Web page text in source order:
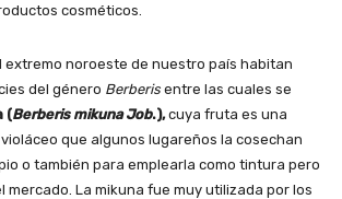
cosméticos.
extremo noroeste de nuestro país habitan
del género Berberis entre las cuales se
(Berberis mikuna Job.),cuya fruta es una
que algunos lugareños la cosechan
o también para emplearla como tintura pero
mercado. La mikuna fue muy utilizada por los